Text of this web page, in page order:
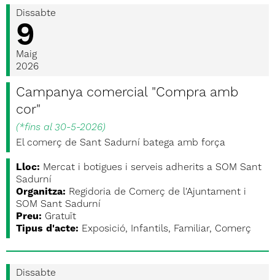
Dissabte
9
Maig
2026
Campanya comercial "Compra amb
cor"
(*fins al 30-5-2026)
El comerç de Sant Sadurní batega amb força
Lloc: Mercat i botigues i serveis adherits a SOM Sant
Sadurní
Organitza: Regidoria de Comerç de l'Ajuntament i
SOM Sant Sadurní
Preu: Gratuït
Tipus d'acte: Exposició, Infantils, Familiar, Comerç
Dissabte